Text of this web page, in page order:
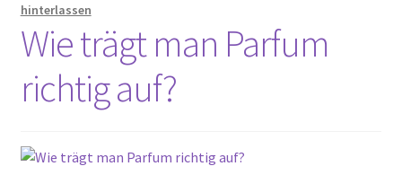
hinterlassen
Wie trägt man Parfum
richtig auf?